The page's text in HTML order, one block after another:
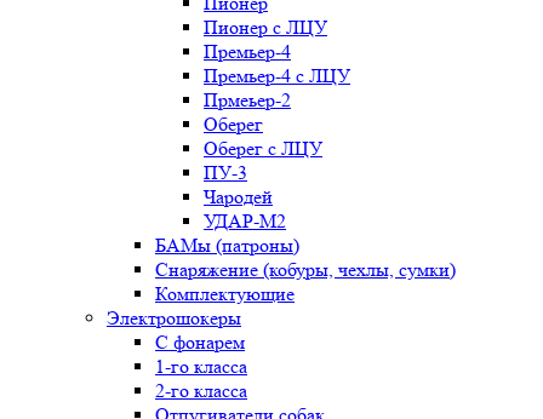
Пионер с ЛЦУ
Премьер-4
Премьер-4 с ЛЦУ
Прмеьер-2
Оберег
Оберег с ЛЦУ
ПУ-3
Чародей
УДАР-М2
БАМы (патроны)
Снаряжение (кобуры, чехлы, сумки)
Комплектующие
Электрошокеры
С фонарем
1-го класса
2-го класса